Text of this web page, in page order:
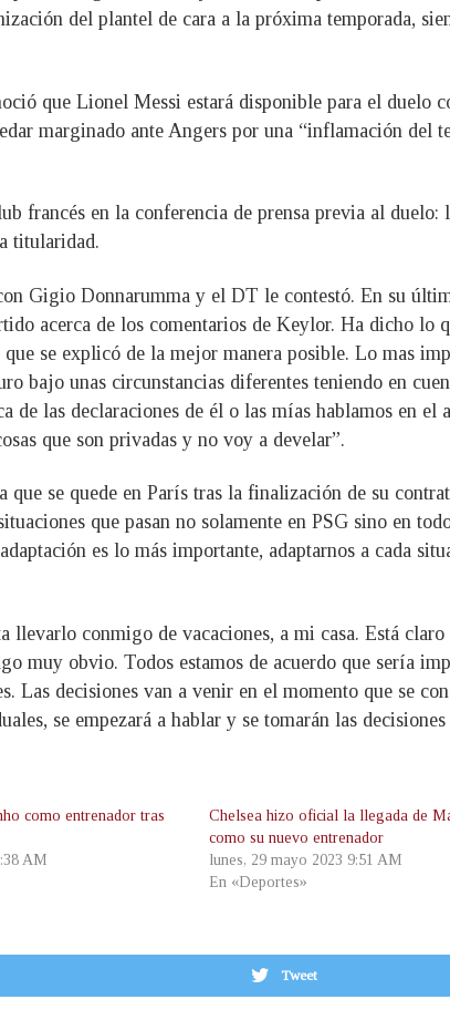
del plantel de cara a la próxima temporada,
que Lionel Messi estará disponible para el duelo
marginado ante Angers por una “inflamación del
francés en la conferencia de prensa previa al duelo:
titularidad.
Gigio Donnarumma y el DT le contestó. En su
acerca de los comentarios de Keylor. Ha dicho lo
se explicó de la mejor manera posible. Lo mas
bajo unas circunstancias diferentes teniendo en
las declaraciones de él o las mías hablamos en el
que son privadas y no voy a develar”.
que se quede en París tras la finalización de su
que pasan no solamente en PSG sino en
es lo más importante, adaptarnos a cada
conmigo de vacaciones, a mi casa. Está
muy obvio. Todos estamos de acuerdo que sería
Las decisiones van a venir en el momento que se
se empezará a hablar y se tomarán las
como entrenador tras
AM
Chelsea hizo oficial la llegada de
como su nuevo entrenador
lunes, 29 mayo 2023 9:51 AM
En «Deportes»
Tweet